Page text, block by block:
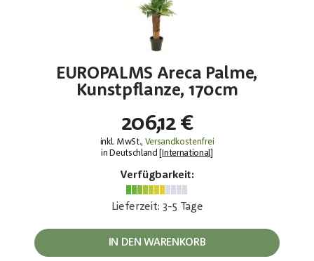
EUROPALMS Areca Palme,
Kunstpflanze, 170cm
206,12 €
inkl. MwSt., Versandkostenfrei
in Deutschland [
International
Verfügbarkeit:
Lieferzeit: 3-5 Tage
IN DEN WARENKORB